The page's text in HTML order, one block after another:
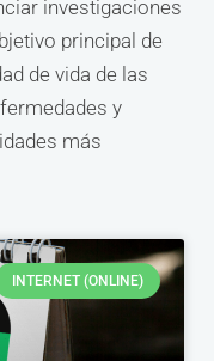
investigaciones
principal de
de vida de las
y
más
INTERNET (ONLINE)